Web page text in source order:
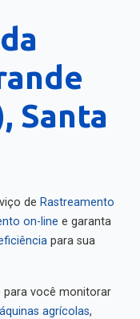
Santa
de Rastreamento
on-line e garanta
para sua
você monitorar
agrícolas,